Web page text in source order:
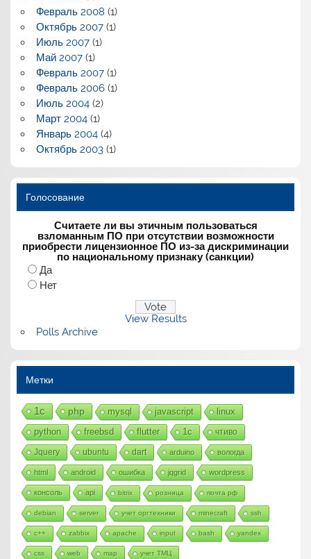
Февраль 2008 (1)
Октябрь 2007(1)
Июль 2007(1)
Май 2007(1)
Февраль 2007(1)
Февраль 2006(1)
Июль 2004(2)
Март 2004(1)
Январь 2004(4)
Октябрь 2003(1)
Голосование
Считаете ли вы этичным пользоваться
взломанным ПО при отсутствии возможности
приобрести лицензионное ПО из-за дискриминации
по национальному признаку (санкции)
Да
Нет
View Results
Polls Archive
Метки
1с php mysql javascript linux
python freebsd flutter 1c чтиво
Jquery ubuntu dart arduino вологда
html android ошибка jqgrid wordpress
консоль api bitrix розница почта рф
debian server учет оргтехники minecraft ssh
c++ zabbix apache input bash yandex
css web map учет ТМЦ